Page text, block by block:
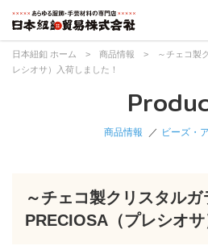
日本紐釦 ホーム > 商品情報 >
～チェコ製
レシオサ）入荷しました！
商品情報 ビーズ・
～チェコ製クリスタルガ
PRECIOSA（プレシオサ